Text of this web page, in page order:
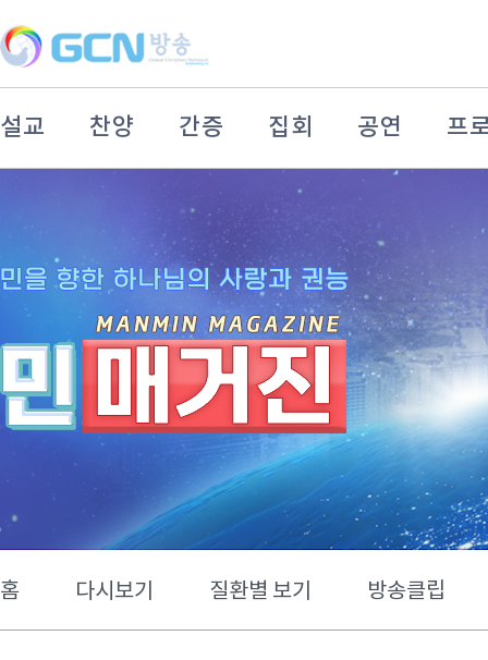
설교 찬양 간증 집회 공연 프
홈 다시보기 질환별 보기 방송클립